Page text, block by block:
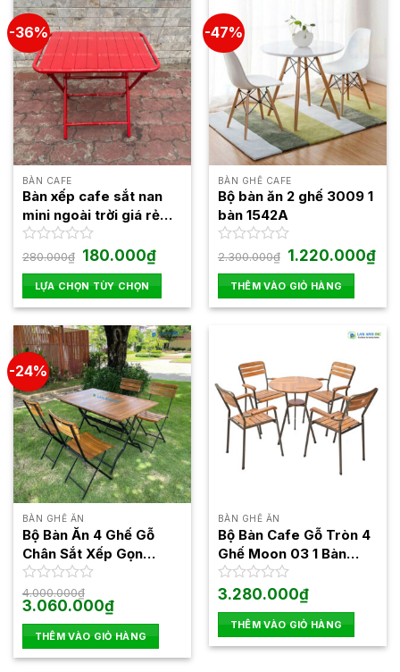
-36%
BÀN CAFE
Bàn xếp cafe sắt nan
mini ngoài trời giá rẻ
BXGR02
Được
hạng
0
5
sao
280.000₫ Giá
gốc
là:
280.000₫.
180.000₫Giá
hiện
tại
là:
180.000₫.
LỰA CHỌN TÙY CHỌN
Sản
phẩm
này
có
nhiều
biến
thể.
Các
tùy
chọn
có
thể
được
chọn
trên
trang
sản
phẩm
-47%
BÀN GHẾ CAFE
Bộ bàn ăn 2 ghế 3009 1
bàn 1542A
Được
hạng
0
5
2.300.000₫ Giá
gốc
là:
2.300.000₫.
1.220.000₫Giá
hiện
THÊM VÀO GIỎ HÀNG
-24%
BÀN GHẾ ĂN
Bộ Bàn Ăn 4 Ghế Gỗ
Chân Sắt Xếp Gọn
BBCF27
Được
xếp
hạng
0
5
sao
4.000.000₫
Giá
gốc
là:
4.000.000₫.
3.060.000₫Giá
hiện
tại
là:
3.060.000₫.
THÊM VÀO GIỎ HÀNG
BÀN GHẾ ĂN
Bộ Bàn Cafe Gỗ Tròn 4
Ghế Moon 03 1 Bàn
Moon 03
Được
hạng
0
5
3.280.000₫
THÊM VÀO GIỎ HÀNG